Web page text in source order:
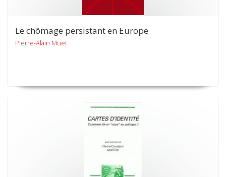
Le chômage persistant en Europe
Pierre-Alain Muet